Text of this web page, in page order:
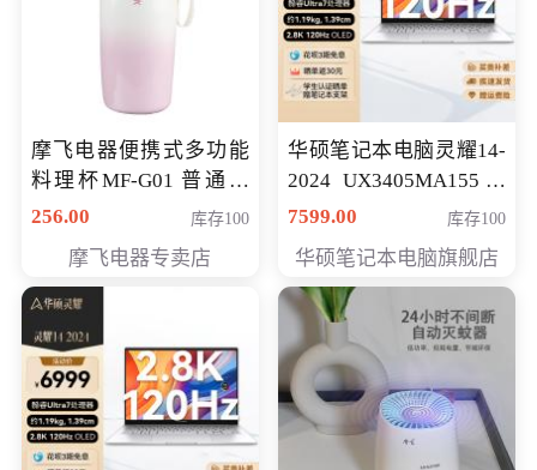
摩飞电器便携式多功能
料理杯MF-G01 普通会
员专享价格118元
256.00 库存100
摩飞电器专卖店
华硕笔记本电脑灵耀14-
2024 UX3405MA155冰
川银 oled 智慧轻薄本 会
7599.00 库存100
华硕笔记本电脑旗舰店